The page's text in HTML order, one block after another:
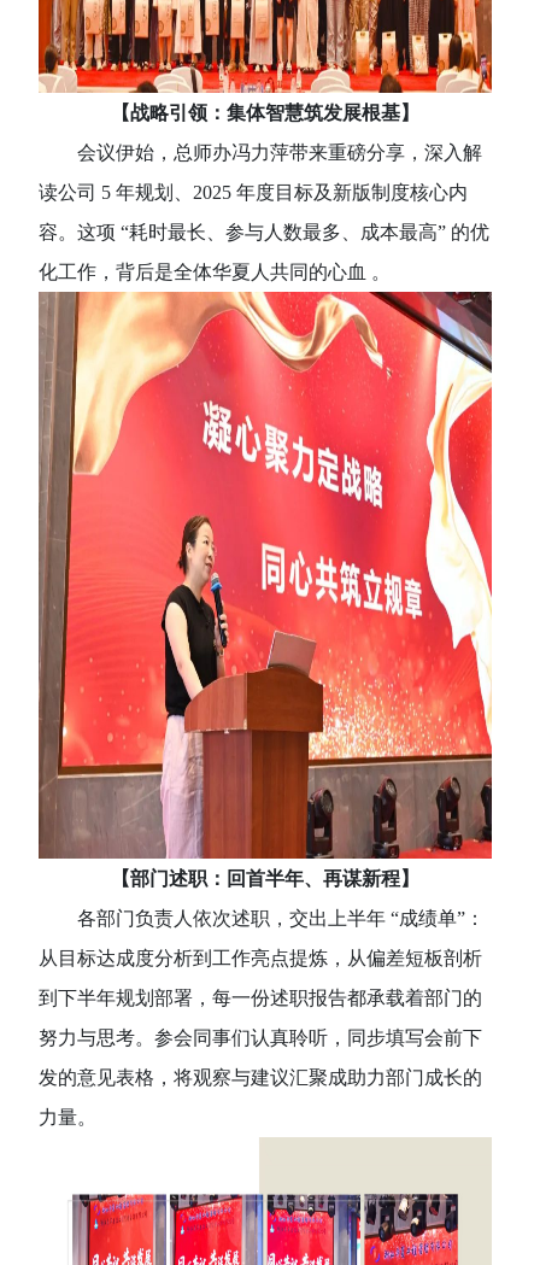
【战略引领：集体智慧筑发展根基】
会议伊始，总师办冯力萍带来重磅分享，深入解
读公司 5 年规划、2025 年度目标及新版制度核心内
容。这项 “耗时最长、参与人数最多、成本最高” 的优
化工作，背后是全体华夏人共同的心血 。
【部门述职：回首半年、再谋新程】
各部门负责人依次述职，交出上半年 “成绩单”：
从目标达成度分析到工作亮点提炼，从偏差短板剖析
到下半年规划部署，每一份述职报告都承载着部门的
努力与思考。参会同事们认真聆听，同步填写会前下
发的意见表格，将观察与建议汇聚成助力部门成长的
力量。